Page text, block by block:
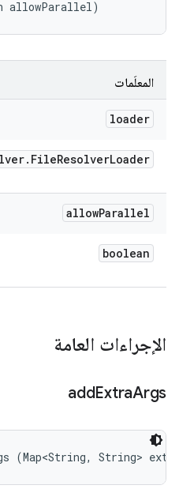
allowParallel)
المعلَمات
loader
. FileResolverLoader
allowParallel
boolean
الإجراءات العامة
addExtraArgs
(Map<String, String>